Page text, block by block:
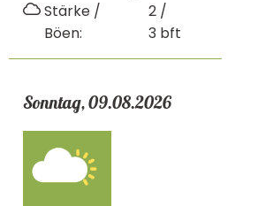
Stärke /
Böen:
2 /
3 bft
Sonntag, 09.08.2026